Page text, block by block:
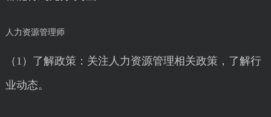
人力资源管理师
（1）了解政策：关注人力资源管理相关政策，了解行
业动态。